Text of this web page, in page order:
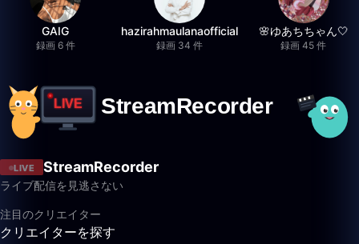
GAIG
録画 6 件
hazirahmaulanaofficial
録画 34 件
🌸ゆあちちゃん🤍
録画 45 件
LIVE StreamRecorder
ライブ配信を見逃さない
注目のクリエイター
クリエイターを探す